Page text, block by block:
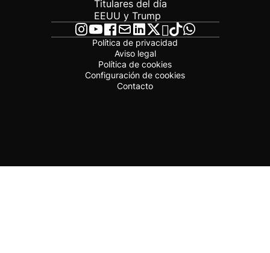
Titulares del día
EEUU y Trump
Política de privacidad
Aviso legal
Política de cookies
Configuración de cookies
Contacto